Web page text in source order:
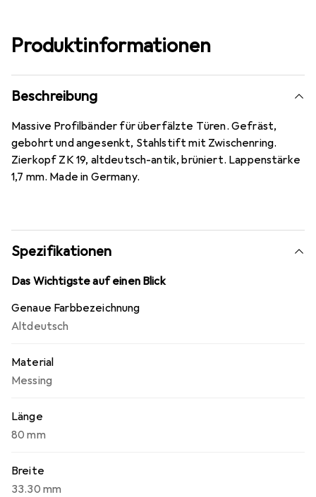
Produktinformationen
Beschreibung
Massive Profilbänder für überfälzte Türen. Gefräst,
gebohrt und angesenkt, Stahlstift mit Zwischenring.
Zierkopf ZK 19, altdeutsch-antik, brüniert. Lappenstärke
1,7 mm. Made in Germany.
Spezifikationen
Das Wichtigste auf einen Blick
Genaue Farbbezeichnung
Altdeutsch
Material
Messing
Länge
80 mm
Breite
33.30 mm